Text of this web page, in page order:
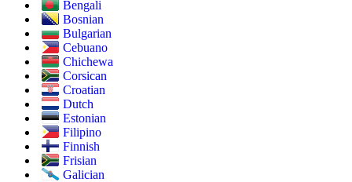
Bengali
Bosnian
Bulgarian
Cebuano
Chichewa
Corsican
Croatian
Dutch
Estonian
Filipino
Finnish
Frisian
Galician